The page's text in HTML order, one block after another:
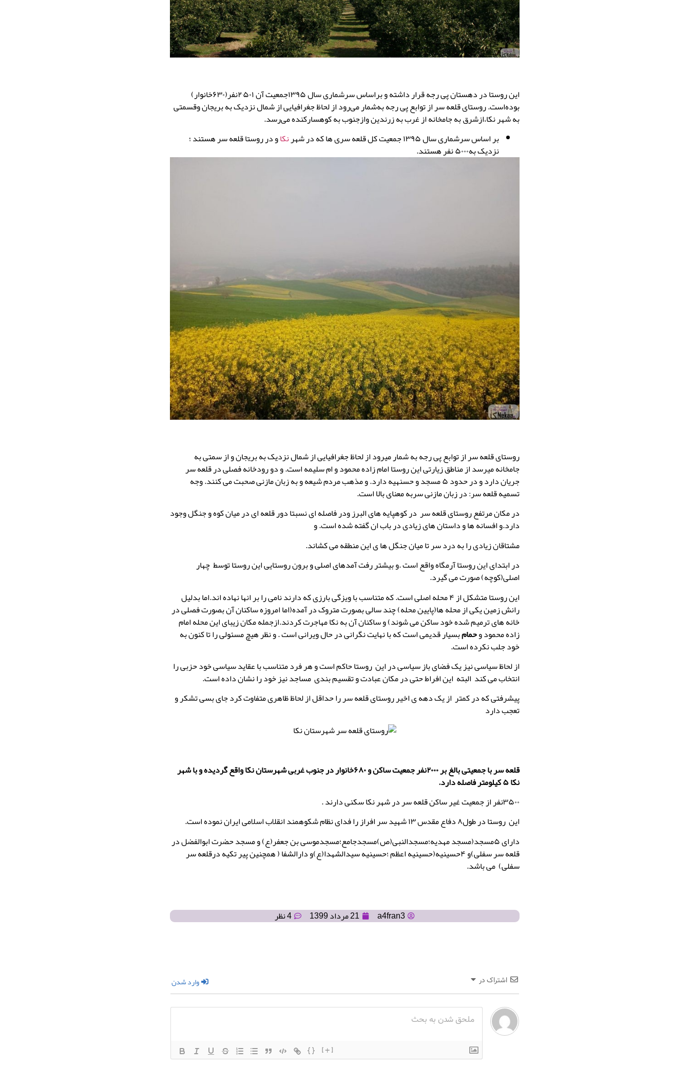
این روستا در دهستان پی رجه قرار داشته و براساس سرشماری سال ۱۳۹۵جمعیت آن ۲٬۵۰۱نفر(۶۳۰خانوار)
بوده‌است. روستای قلعه سر از توابع پی رجه به‌شمار می‌رود از لحاظ جغرافیایی از شمال نزدیک به بریجان وقسمتی
به شهر نکا،ازشرق به جامخانه از غرب به زرندین وازجنوب به کوهسارکنده می‌رسد.
بر اساس سرشماری سال ۱۳۹۵ جمعیت کل قلعه سری ها که در شهر
نکاو در روستا قلعه سر هستند ؛
نزدیک به۵۰۰۰ نفر هستند.
روستای قلعه سر از توابع پی رجه به شمار میرود از لحاظ جغرافیایی از شمال نزدیک به بریجان و از سمتی به
جامخانه میرسد از مناطق زیارتی این روستا امام زاده محمود و ام سلیمه است. و دو رودخانه فصلی در قلعه سر
جریان دارد و در حدود ۵ مسجد و حسنهیه دارد. و مذهب مردم شیعه و به زبان مازنی صحبت می کنند. وجه
تسمیه قلعه سر: در زبان مازنی سربه معنای بالا است.
در مکان مرتفع روستای قلعه سر در کوهپایه های البرز ودر فاصله ای نسبتا دور قلعه ای در میان کوه و جنگل وجود
دارد.و افسانه ها و داستان های زیادی در باب ان گفته شده است. و
مشتاقان زیادی را به درد سر تا میان جنگل ها ی این منطقه می کشاند.
در ابتدای این روستا آرمگاه واقع است .و بیشتر رفت آمدهای اصلی و برون روستایی این روستا توسط چهار
اصلی(کوچه) صورت می گیرد.
این روستا متشکل از ۴ محله اصلی است. که متناسب با ویزگی بارزی که دارند نامی را بر انها نهاده اند.اما بدلیل
رانش زمین یکی از محله ها(پایین محله) چند سالی بصورت متروک در آمده(اما امروزه ساکنان آن بصورت فصلی در
خانه های ترمیم شده خود ساکن می شوند) و ساکنان آن به نکا مهاجرت کردند.ازجمله مکان زیبای این محله امام
زاده محمود وحمامبسیار قدیمی است که با نهایت نگرانی در حال ویرانی است . و نظر هیچ مسئولی را تا کنون به
خود جلب نکرده است.
از لحاظ سیاسی نیز یک فضای باز سیاسی در این روستا حاکم است و هر فرد متناسب با عقاید سیاسی خود حزبی را
انتخاب می کند البته این افراط حتی در مکان عبادت و تقسیم بندی مساجد نیز خود را نشان داده است.
پیشرفتی که در کمتر از یک دهه ی اخیر روستای قلعه سر را حداقل از لحاظ ظاهری متفاوت کرد جای بسی تشکر و
تعجب دارد
قلعه سر با جمعیتی بالغ بر ۲۰۰۰نفر جمعیت ساکن و ۶۸۰خانوار در جنوب غربی شهرستان نکا واقع گردیده و با شهر
نکا ۵ کیلومتر فاصله دارد.
۳۵۰۰نفر از جمعیت غیر ساکن قلعه سر در شهر نکا سکنی دارند .
این روستا در طول۸ دفاع مقدس ۱۳ شهید سر افراز را فدای نظام شکوهمند انقلاب اسلامی ایران نموده است.
دارای ۵مسجد(مسجد مهدیه؛مسجدالنبی(ص)مسجدجامع؛مسجدموسی بن جعفر(ع) و مسجد حضرت ابوالفضل در
قلعه سر سفلی)و ۴حسینیه(حسینیه اعظم ؛حسینیه سیدالشهدا(ع)و دارالشفا ( همچنین پیر تکیه درقلعه سر
سفلی) می باشد.
a4fran3 21 مرداد 1399 4 نظر
اشتراک در وارد شدن
{} [+]